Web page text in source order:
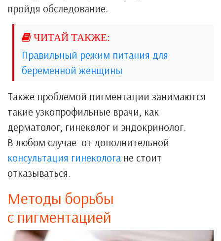
пройдя обследование.
Правильный режим питания для
беременной женщины
Также проблемой пигментации занимаются
такие узкопрофильные врачи, как
дерматолог, гинеколог и эндокринолог.
В любом случае от дополнительной
консультация гинеколога не стоит
отказываться.
Методы борьбы
с пигментацией